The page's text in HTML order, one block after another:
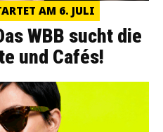
AM 6. JULI
WBB sucht die
und Cafés!